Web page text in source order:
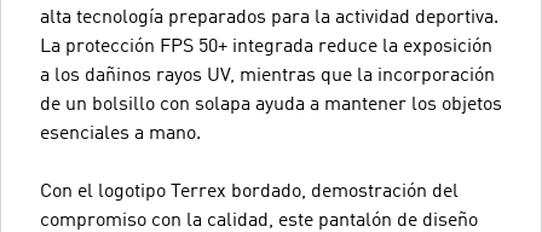
alta tecnología preparados para la actividad deportiva.
La protección FPS 50+ integrada reduce la exposición
a los dañinos rayos UV, mientras que la incorporación
de un bolsillo con solapa ayuda a mantener los objetos
esenciales a mano.
Con el logotipo Terrex bordado, demostración del
compromiso con la calidad, este pantalón de diseño